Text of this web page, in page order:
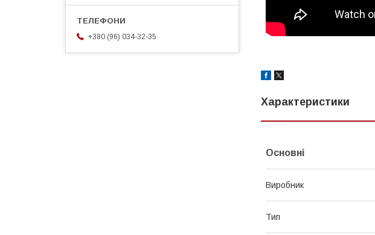
Характеристики
Основні
Виробник
Тип
+380 (96) 034-32-35